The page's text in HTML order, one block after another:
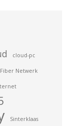
cloud-pc
Fiber Netwerk
Sinterklaas